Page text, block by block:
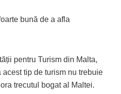
bună de a afla
pentru Turism din Malta,
tip de turism nu trebuie
trecutul bogat al Maltei.